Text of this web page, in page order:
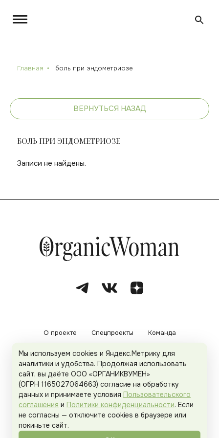
Главная боль при эндометриозе
ВЕРНУТЬСЯ НАЗАД
БОЛЬ ПРИ ЭНДОМЕТРИОЗЕ
Записи не найдены.
О проекте Спецпроекты Команда
Рекламодателям Политика конфиденциальности
Пользовательское соглашение
Organicwoman.ru . Все права защищены.
Мы используем cookies и Яндекс.Метрику для
аналитики и удобства. Продолжая использовать
сайт, вы даёте ООО «ОРГАНИКВУМЕН»
(ОГРН 1165027064663) согласие на обработку
данных и принимаете условия Пользовательского
соглашения и Политики конфиденциальности. Если
не согласны — отключите cookies в браузере или
покиньте сайт.